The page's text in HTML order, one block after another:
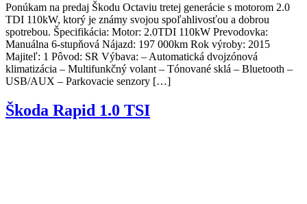
Ponúkam na predaj Škodu Octaviu tretej generácie s motorom 2.0
TDI 110kW, ktorý je známy svojou spoľahlivosťou a dobrou
spotrebou. Špecifikácia: Motor: 2.0TDI 110kW Prevodovka:
Manuálna 6-stupňová Nájazd: 197 000km Rok výroby: 2015
Majiteľ: 1 Pôvod: SR Výbava: – Automatická dvojzónová
klimatizácia – Multifunkčný volant – Tónované sklá – Bluetooth –
USB/AUX – Parkovacie senzory […]
Škoda Rapid 1.0 TSI